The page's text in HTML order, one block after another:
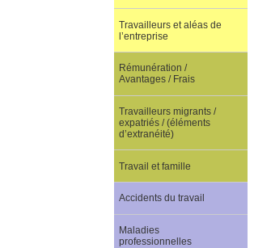
Travailleurs et aléas de
l’entreprise
Rémunération /
Avantages / Frais
Travailleurs migrants /
expatriés / (éléments
d’extranéité)
Travail et famille
Accidents du travail
Maladies
professionnelles